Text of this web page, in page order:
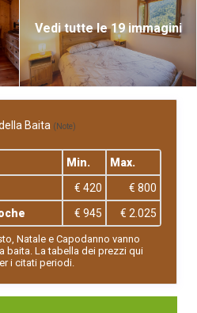
Vedi tutte le 19 immagini
Baita (Note)
Min.
Max.
€ 420
€ 800
€ 945 € 2.025
Natale e Capodanno vanno
baita. La tabella dei prezzi qui
i citati periodi.